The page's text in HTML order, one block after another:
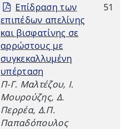
Επίδραση των
επιπέδων απελίνης
και βισφατίνης σε
αρρώστους με
συγκεκαλλυμένη
υπέρταση
Π-Γ. Μαλτέζου, Ι.
Μουρούζης, Δ.
Περρέα, Δ.Π.
Παπαδόπουλος
51